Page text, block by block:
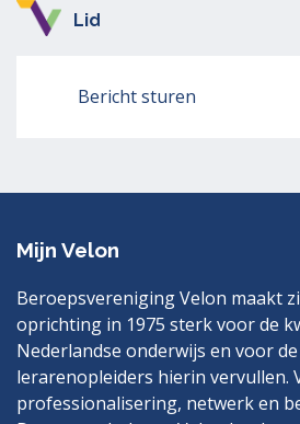
Lid
Bericht sturen
Mijn Velon
Beroepsvereniging Velon maakt
oprichting in 1975 sterk voor de
Nederlandse onderwijs en voor
lerarenopleiders hierin vervullen.
professionalisering, netwerk en